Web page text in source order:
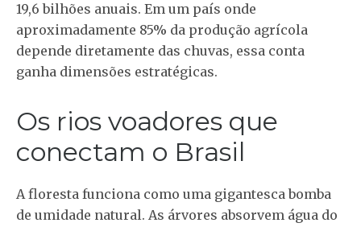
19,6 bilhões anuais. Em um país onde
aproximadamente 85% da produção agrícola
depende diretamente das chuvas, essa conta
ganha dimensões estratégicas.
Os rios voadores que
conectam o Brasil
A floresta funciona como uma gigantesca bomba
de umidade natural. As árvores absorvem água do